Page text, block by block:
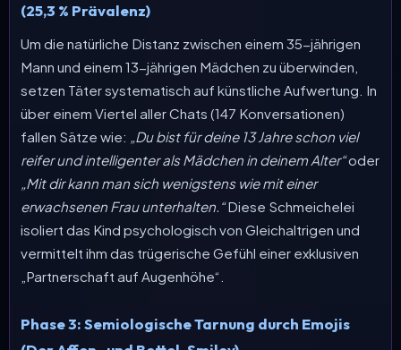
(25,3 % Prävalenz)
Um die natürliche Distanz zwischen einem 35-jährigen
Mann und einem 13-jährigen Mädchen zu überwinden,
setzen Täter systematisch auf künstliche Aufwertung. In
über einem Viertel aller Chats (147 Konversationen)
fallen Sätze wie: „Du bist für deine 13 Jahre schon viel
reifer und intelligenter als Mädchen in deinem Alter“oder
„Mit dir kann man sich wenigstens wie mit einer
erwachsenen Frau unterhalten.“Diese Schmeichelei
isoliert das Kind psychologisch von Gleichaltrigen und
vermittelt ihm das trügerische Gefühl einer exklusiven
„Partnerschaft auf Augenhöhe“.
Phase 3: Semiologische Tarnung durch Emojis